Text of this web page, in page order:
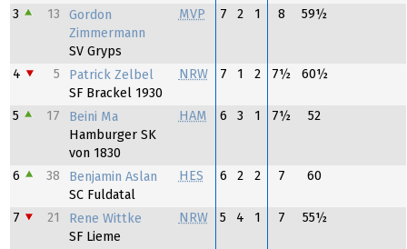
3 13
Gordon
Zimmermann
SV Gryps
MVP 7 2 1 8 59½
4 5
Patrick Zelbel
SF Brackel 1930
NRW 7 1 2 7½ 60½
5 17
Beini Ma
Hamburger SK
von 1830
HAM 6 3 1 7½ 52
6 38
Benjamin Aslan
SC Fuldatal
HES 6 2 2 7 60
7 21
Rene Wittke
SF Lieme
NRW 5 4 1 7 55½